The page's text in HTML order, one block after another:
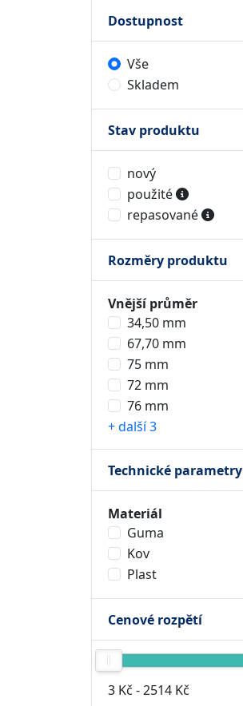
Dostupnost
Vše
Skladem
Stav produktu
nový
použité
repasované
Rozměry produktu
Vnější průměr
34,50 mm
67,70 mm
75 mm
72 mm
76 mm
+ další 3
Technické parametry
Materiál
Guma
Kov
Plast
Cenové rozpětí
3 Kč -2514 Kč